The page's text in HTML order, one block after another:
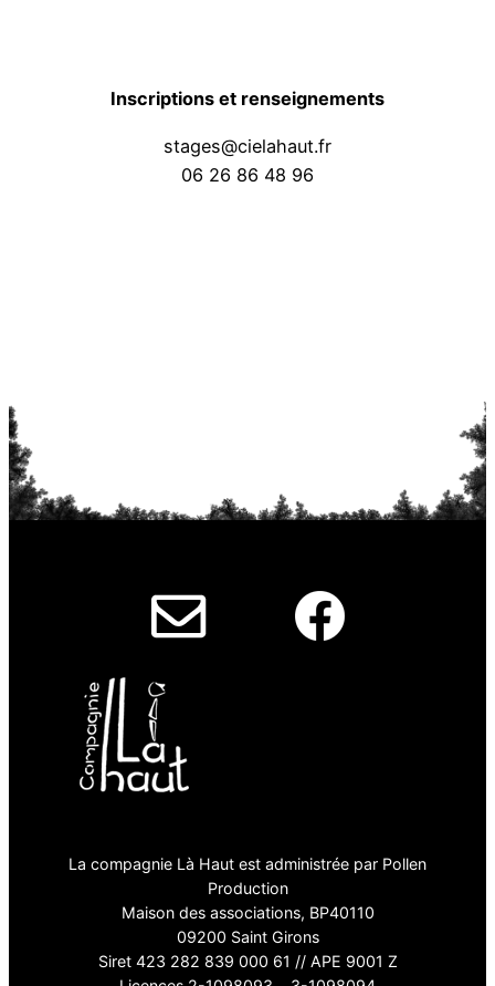
Inscriptions et renseignements
stages@cielahaut.fr
06 26 86 48 96
La compagnie Là Haut est administrée par Pollen
Production
Maison des associations, BP40110
09200 Saint Girons
Siret 423 282 839 000 61 // APE 9001 Z